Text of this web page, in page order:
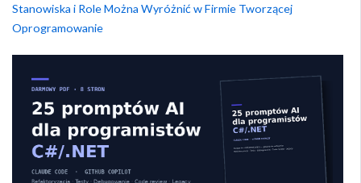
Stanowiska i Role Można Wyróżnić w Firmie Tworzącej
Oprogramowanie